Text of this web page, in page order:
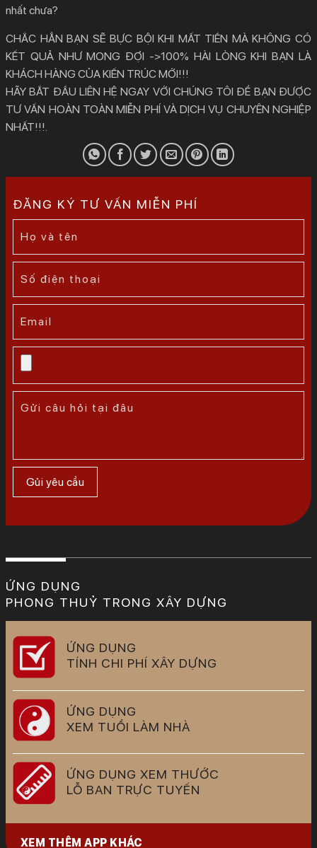
nhất chưa?
CHẮC HẲN BẠN SẼ BỰC BỘI KHI MẤT TIỀN MÀ KHÔNG CÓ
KẾT QUẢ NHƯ MONG ĐỢI ->100% HÀI LÒNG KHI BẠN LÀ
KHÁCH HÀNG CỦA KIẾN TRÚC MỚI!!!
HÃY BẮT ĐẦU LIÊN HỆ NGAY VỚI CHÚNG TÔI ĐỂ BẠN ĐƯỢC
TƯ VẤN HOÀN TOÀN MIỄN PHÍ VÀ DỊCH VỤ CHUYÊN NGHIỆP
NHẤT!!!.
ĐĂNG KÝ TƯ VẤN MIỄN PHÍ
ỨNG DỤNG
PHONG THUỶ TRONG XÂY DỰNG
ỨNG DỤNG
TÍNH CHI PHÍ XÂY DỰNG
ỨNG DỤNG
XEM TUỔI LÀM NHÀ
ỨNG DỤNG XEM THƯỚC
LỖ BAN TRỰC TUYẾN
XEM THÊM APP KHÁC